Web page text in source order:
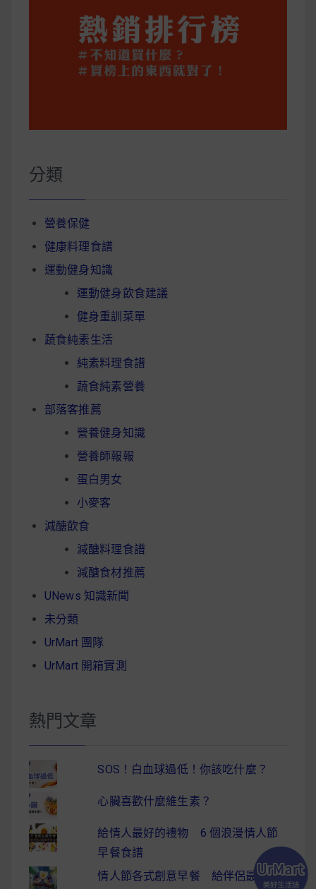
分類
營養保健
健康料理食譜
運動健身知識
運動健身飲食建議
健身重訓菜單
蔬食純素生活
純素料理食譜
蔬食純素營養
部落客推薦
營養健身知識
營養師報報
蛋白男女
小麥客
減醣飲食
減醣料理食譜
減醣食材推薦
UNews 知識新聞
未分類
UrMart 團隊
UrMart 開箱實測
熱門文章
SOS！白血球過低！你該吃什麼？
心臟喜歡什麼維生素？
給情人最好的禮物 6 個浪漫情人節
早餐食譜
情人節各式創意早餐 給伴侶最驚喜